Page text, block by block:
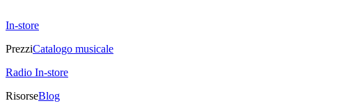
In-store
PrezziCatalogo musicale
Radio In-store
RisorseBlog